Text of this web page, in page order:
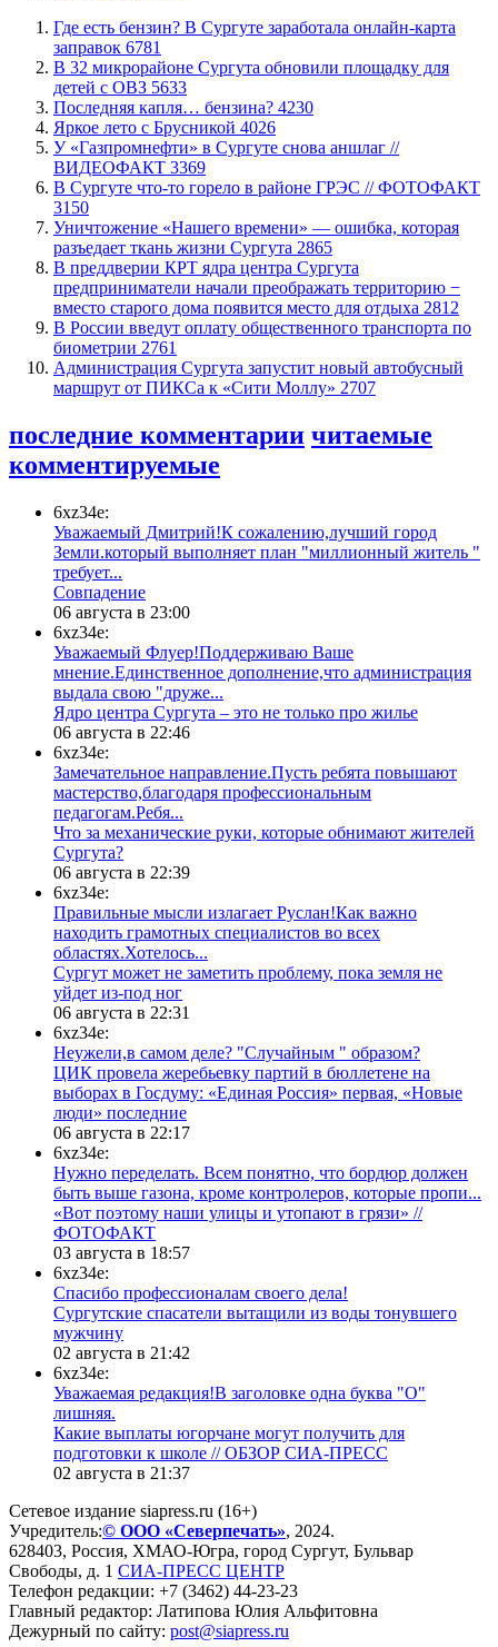
​Где есть бензин? В Сургуте заработала онлайн-карта
заправок 6781
В 32 микрорайоне Сургута обновили площадку для
детей с ОВЗ 5633
​Последняя капля… бензина? 4230
Яркое лето с Брусникой 4026
У «Газпромнефти» в Сургуте снова аншлаг //
ВИДЕОФАКТ 3369
​В Сургуте что-то горело в районе ГРЭС // ФОТОФАКТ
3150
​Уничтожение «Нашего времени» — ошибка, которая
разъедает ткань жизни Сургута 2865
​В преддверии КРТ ядра центра Сургута
предприниматели начали преображать территорию −
вместо старого дома появится место для отдыха 2812
В России введут оплату общественного транспорта по
биометрии 2761
​Администрация Сургута запустит новый автобусный
маршрут от ПИКСа к «Сити Моллу» 2707
последние комментарии читаемые
комментируемые
6xz34e:
Уважаемый Дмитрий!К сожалению,лучший город
Земли.который выполняет план "миллионный житель "
требует...
​Совпадение
06 августа в 23:00
6xz34e:
Уважаемый Флуер!Поддерживаю Ваше
мнение.Единственное дополнение,что администрация
выдала свою "друже...
​Ядро центра Сургута ‒ это не только про жилье
06 августа в 22:46
6xz34e:
Замечательное направление.Пусть ребята повышают
мастерство,благодаря профессиональным
педагогам.Ребя...
​Что за механические руки, которые обнимают жителей
Сургута?
06 августа в 22:39
6xz34e:
Правильные мысли излагает Руслан!Как важно
находить грамотных специалистов во всех
областях.Хотелось...
Сургут может не заметить проблему, пока земля не
уйдет из-под ног
06 августа в 22:31
6xz34e:
Неужели,в самом деле? "Случайным " образом?
ЦИК провела жеребьевку партий в бюллетене на
выборах в Госдуму: «Единая Россия» первая, «Новые
люди» последние
06 августа в 22:17
6xz34e:
Нужно переделать. Всем понятно, что бордюр должен
быть выше газона, кроме контролеров, которые пропи...
«Вот поэтому наши улицы и утопают в грязи» //
ФОТОФАКТ
03 августа в 18:57
6xz34e:
Спасибо профессионалам своего дела!
Сургутские спасатели вытащили из воды тонувшего
мужчину
02 августа в 21:42
6xz34e:
Уважаемая редакция!В заголовке одна буква "О"
лишняя.
Какие выплаты югорчане могут получить для
подготовки к школе // ОБЗОР СИА-ПРЕСС
02 августа в 21:37
Сетевое издание siapress.ru (16+)
Учредитель:© ООО «Северпечать», 2024.
628403, Россия, ХМАО-Югра, город Сургут, Бульвар
Свободы, д. 1 СИА-ПРЕСС ЦЕНТР
Телефон редакции: +7 (3462) 44-23-23
Главный редактор: Латипова Юлия Альфитовна
Дежурный по сайту: post@siapress.ru